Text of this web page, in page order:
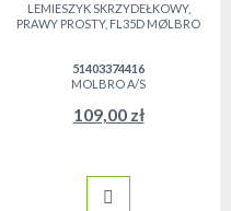
LEMIESZYK SKRZYDEŁKOWY,
PRAWY PROSTY, FL35D MØLBRO
51403374416
MOLBRO A/S
109,00 zł